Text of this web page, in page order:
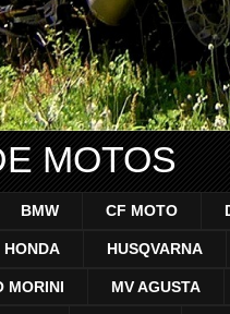
MOTOS
BMW CF MOTO
HONDA HUSQVARNA
MORINI MV AGUSTA